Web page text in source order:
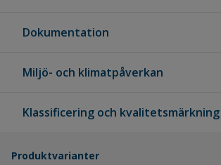
Dokumentation
Miljö- och klimatpåverkan
Klassificering och kvalitetsmärkning
Produktvarianter